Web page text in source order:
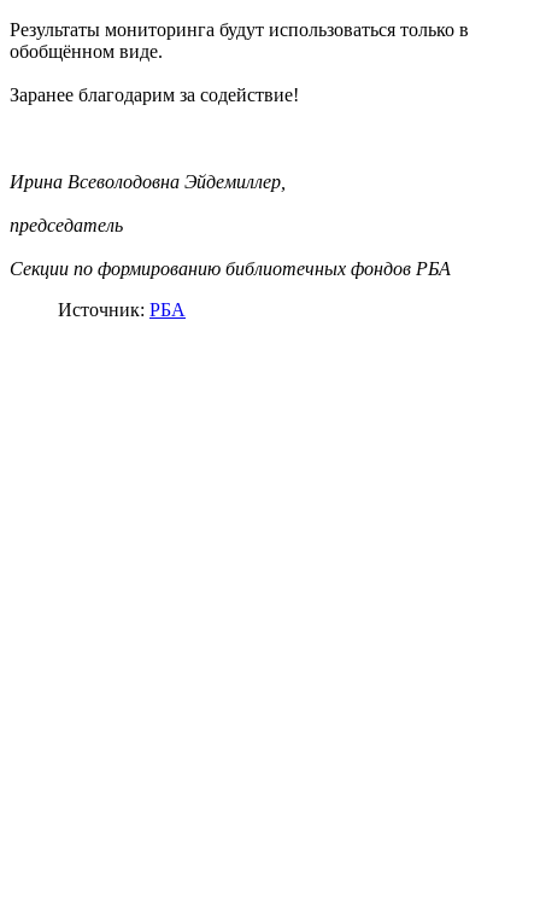
Результаты мониторинга будут использоваться только в
обобщённом виде.
Заранее благодарим за содействие!
Ирина Всеволодовна Эйдемиллер,
председатель
Секции по формированию библиотечных фондов РБА
Источник: РБА